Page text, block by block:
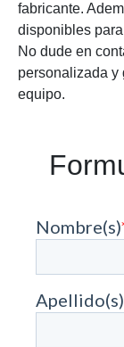
fabricante.
disponibles
No dude en
personalizada y
equipo.